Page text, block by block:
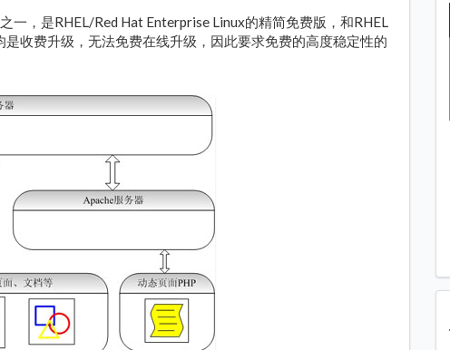
，是RHEL/Red Hat Enterprise Linux的精简免费版，和RHEL
收费升级，无法免费在线升级，因此要求免费的高度稳定性的